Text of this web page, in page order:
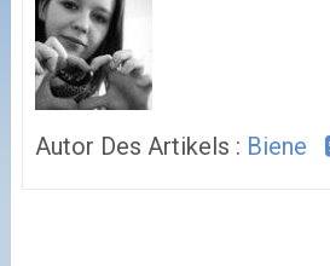
Autor Des Artikels : Biene